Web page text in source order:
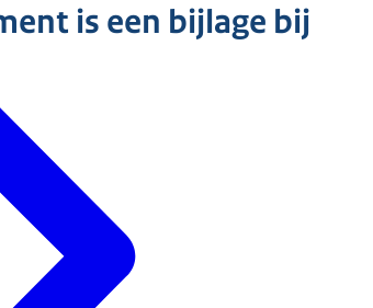
is een bijlage bij